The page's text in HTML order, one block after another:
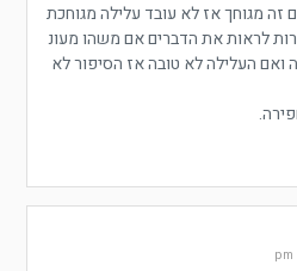
זה מגוחך אז לא עובד עלילה מגוחכת
לראות את הדברים אם משהו מעונ
ואם העלילה לא טובה אז הסיפור לא